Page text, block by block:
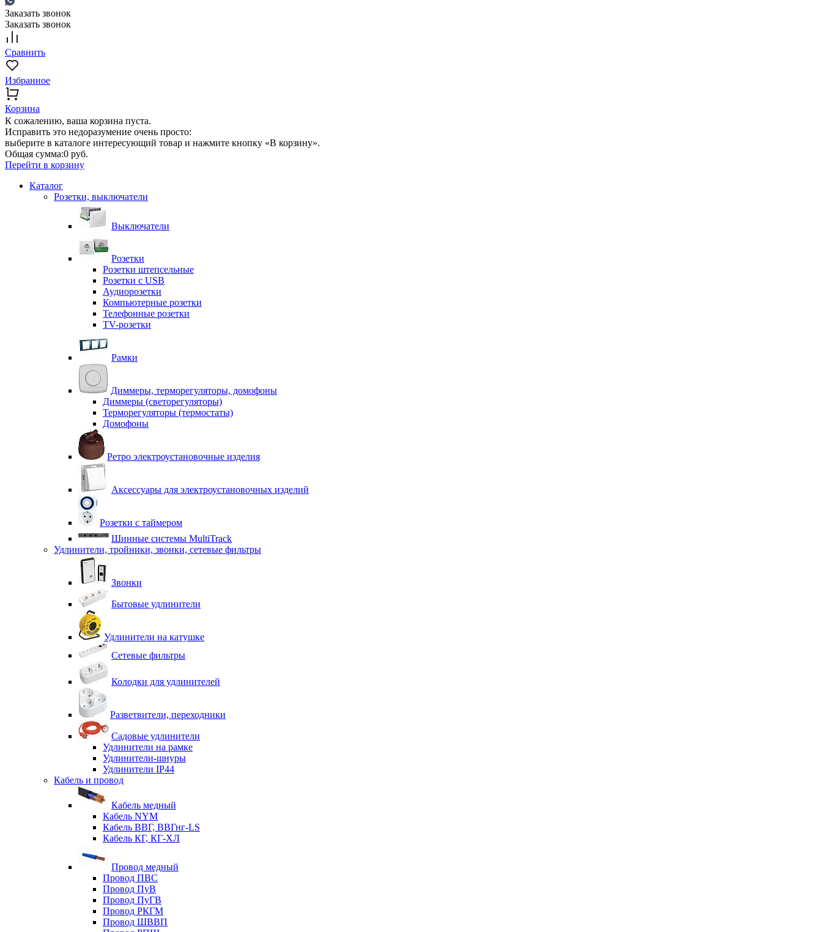
Заказать звонок
Заказать звонок
Сравнить
Избранное
Корзина
К сожалению, ваша корзина пуста.
Исправить это недоразумение очень просто:
выберите в каталоге интересующий товар и нажмите кнопку «В корзину».
Общая сумма:0 руб.
Перейти в корзину
Каталог
Розетки, выключатели
Выключатели
Розетки
Розетки штепсельные
Розетки с USB
Аудиорозетки
Компьютерные розетки
Телефонные розетки
TV-розетки
Рамки
Диммеры, терморегуляторы, домофоны
Диммеры (светорегуляторы)
Терморегуляторы (термостаты)
Домофоны
Ретро электроустановочные изделия
Аксессуары для электроустановочных изделий
Розетки с таймером
Шинные системы MultiTrack
Удлинители, тройники, звонки, сетевые фильтры
Звонки
Бытовые удлинители
Удлинители на катушке
Сетевые фильтры
Колодки для удлинителей
Разветвители, переходники
Садовые удлинители
Удлинители на рамке
Удлинители-шнуры
Удлинители IP44
Кабель и провод
Кабель медный
Кабель NYM
Кабель ВВГ, ВВГнг-LS
Кабель КГ, КГ-ХЛ
Провод медный
Провод ПВС
Провод ПуВ
Провод ПуГВ
Провод РКГМ
Провод ШВВП